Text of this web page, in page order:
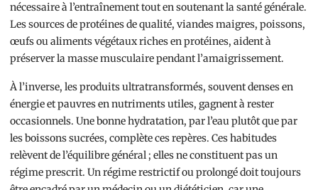
nécessaire à l’entraînement tout en soutenant la santé générale.
Les sources de protéines de qualité, viandes maigres, poissons,
œufs ou aliments végétaux riches en protéines, aident à
préserver la masse musculaire pendant l’amaigrissement.
À l’inverse, les produits ultratransformés, souvent denses en
énergie et pauvres en nutriments utiles, gagnent à rester
occasionnels. Une bonne hydratation, par l’eau plutôt que par
les boissons sucrées, complète ces repères. Ces habitudes
relèvent de l’équilibre général ; elles ne constituent pas un
régime prescrit. Un régime restrictif ou prolongé doit toujours